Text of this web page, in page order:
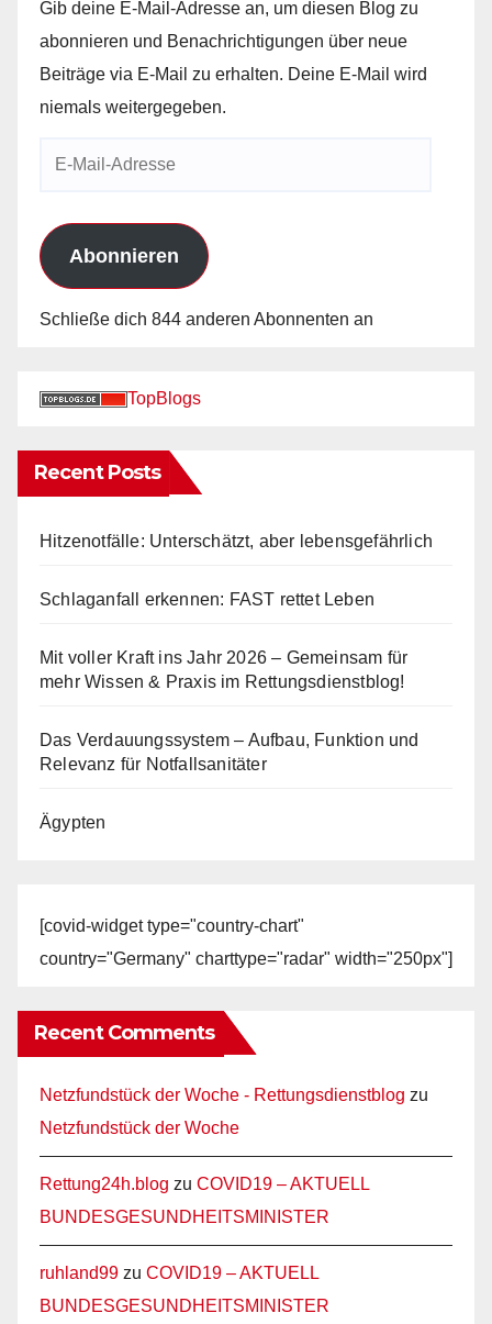
Gib deine E-Mail-Adresse an, um diesen Blog zu
abonnieren und Benachrichtigungen über neue
Beiträge via E-Mail zu erhalten. Deine E-Mail wird
niemals weitergegeben.
Adresse
Abonnieren
Schließe dich 844 anderen Abonnenten an
TopBlogs
Recent Posts
Hitzenotfälle: Unterschätzt, aber lebensgefährlich
Schlaganfall erkennen: FAST rettet Leben
Mit voller Kraft ins Jahr 2026 – Gemeinsam für
mehr Wissen & Praxis im Rettungsdienstblog!
Das Verdauungssystem – Aufbau, Funktion und
Relevanz für Notfallsanitäter
Ägypten
[covid-widget type="country-chart"
country="Germany" charttype="radar" width="250px"]
Recent Comments
Netzfundstück der Woche - Rettungsdienstblog zu
Netzfundstück der Woche
Rettung24h.blog zu COVID19 – AKTUELL
BUNDESGESUNDHEITSMINISTER
ruhland99 zu COVID19 – AKTUELL
BUNDESGESUNDHEITSMINISTER